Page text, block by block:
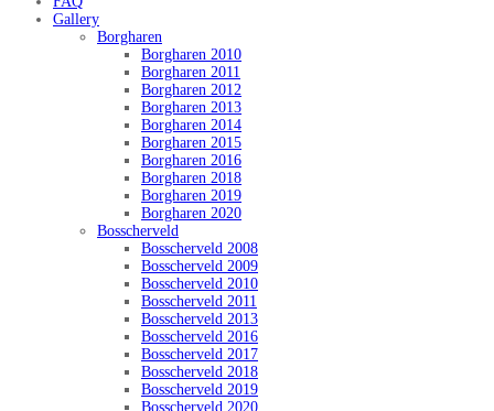
Gallery
Borgharen
Borgharen 2010
Borgharen 2011
Borgharen 2012
Borgharen 2013
Borgharen 2014
Borgharen 2015
Borgharen 2016
Borgharen 2018
Borgharen 2019
Borgharen 2020
Bosscherveld
Bosscherveld 2008
Bosscherveld 2009
Bosscherveld 2010
Bosscherveld 2011
Bosscherveld 2013
Bosscherveld 2016
Bosscherveld 2017
Bosscherveld 2018
Bosscherveld 2019
Bosscherveld 2020